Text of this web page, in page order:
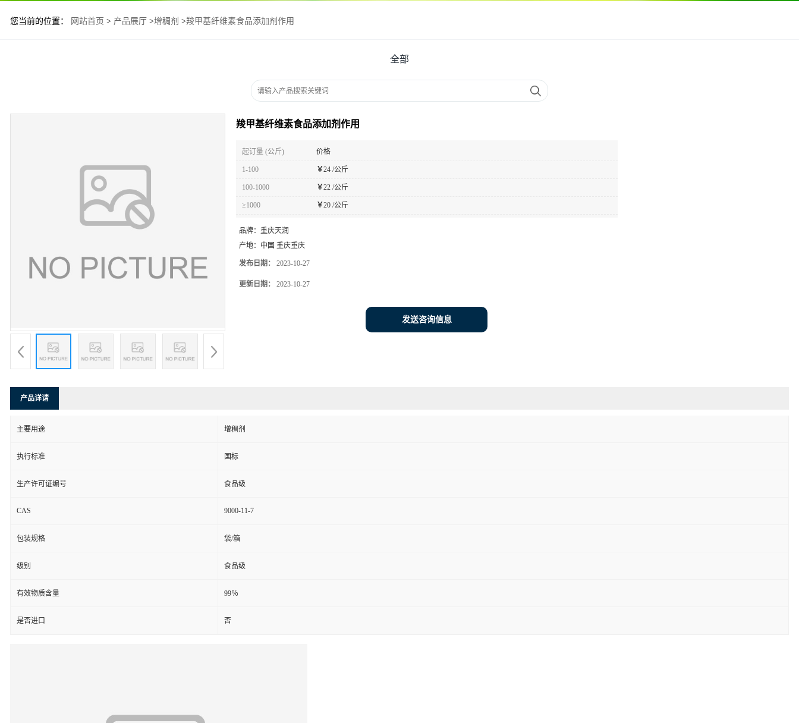
您当前的位置： 网站首页 > 产品展厅 >增稠剂 >羧甲基纤维素食品添加剂作用
全部
羧甲基纤维素食品添加剂作用
起订量 (公斤) 价格
1-100 ￥24 /公斤
100-1000 ￥22 /公斤
≥1000 ￥20 /公斤
品牌： 重庆天润
产地： 中国 重庆重庆
发布日期： 2023-10-27
更新日期： 2023-10-27
发送咨询信息
产品详请
主要用途 增稠剂
执行标准 国标
生产许可证编号 食品级
CAS 9000-11-7
包装规格 袋/箱
级别 食品级
有效物质含量 99％
是否进口 否